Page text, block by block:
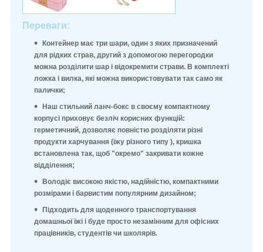
Переваги:
Контейнер має три шари, один з яких призначений
для рідких страв, другий з допомогою перегородки
можна розділити шар і відокремити страви. В комплекті
ложка і вилка, які можна використовувати так само як
палички;
Наш стильний ланч-бокс в своєму компактному
корпусі приховує безліч корисних функцій:
герметичний, дозволяє повністю розділяти різні
продукти харчування (їжу різного типу ), кришка
встановлена так, щоб "окремо" закривати кожне
відділення;
Володіє високою якістю, надійністю, компактними
розмірами і барвистим популярним дизайном;
Підходить для щоденного транспортування
домашньої їжі і буде просто незамінним для офісних
працівників, студентів чи школярів.